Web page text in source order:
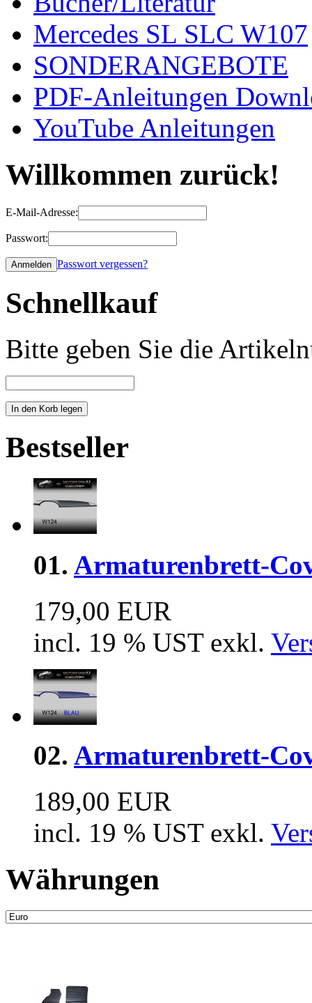
Mercedes SL SLC W107
SONDERANGEBOTE
PDF-Anleitungen
YouTube Anleitungen
Willkommen zurück!
E-Mail-Adresse:
Passwort:
Passwort vergessen?
Schnellkauf
Bitte geben Sie die
Bestseller
01. Armaturenbrett-
179,00 EUR
incl. 19 % UST exkl.
02. Armaturenbrett-
189,00 EUR
incl. 19 % UST exkl.
Währungen